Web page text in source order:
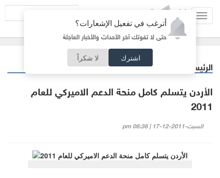
أترغب في تفعيل الإشعارات؟
حتى لا تفوتك آخر الأحداث والأخبار العاجلة
اشترك لا شكراً
الرئيسية
الأردن يتسلم كامل منحة الدعم الاميركي للعام
2011
السبت-2011-12-17 | 06:36 pm